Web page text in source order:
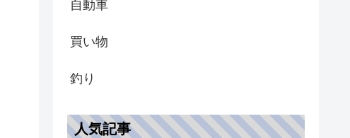
自動車
買い物
釣り
人気記事